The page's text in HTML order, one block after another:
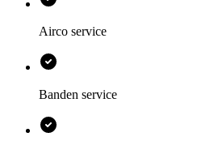
Airco service
Banden service